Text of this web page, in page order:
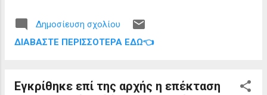
Δημοσίευση σχολίου
ΔΙΑΒΆΣΤΕ ΠΕΡΙΣΣΌΤΕΡΑ ΕΔΏ👈
Εγκρίθηκε επί της αρχής η επέκταση